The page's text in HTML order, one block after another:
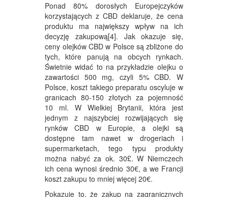
Ponad 80% dorosłych Europejczyków
korzystających z CBD deklaruje, że cena
produktu ma największy wpływ na ich
decyzję zakupową[4]. Jak okazuje się,
ceny olejków CBD w Polsce są zbliżone do
tych, które panują na obcych rynkach.
Świetnie widać to na przykładzie olejku o
zawartości 500 mg, czyli 5% CBD. W
Polsce, koszt takiego preparatu oscyluje w
granicach 80-150 złotych za pojemność
10 ml. W Wielkiej Brytanii, która jest
jednym z najszybciej rozwijających się
rynków CBD w Europie, a olejki są
dostępne tam nawet w drogeriach i
supermarketach, tego typu produkty
można nabyć za ok. 30£. W Niemczech
ich cena wynosi średnio 30€, a we Francji
koszt zakupu to mniej więcej 20€.
Pokazuje to, że zakup na zagranicznych